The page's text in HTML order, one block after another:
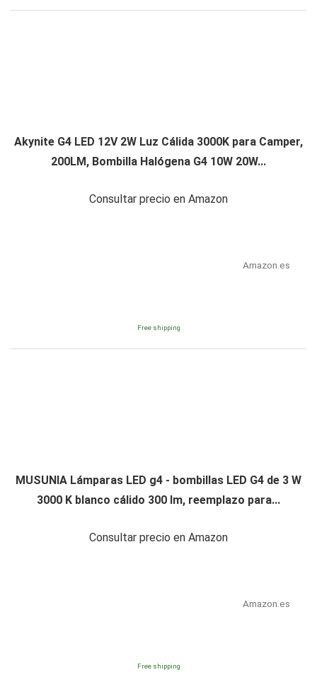
Akynite G4 LED 12V 2W Luz Cálida 3000K para Camper,
200LM, Bombilla Halógena G4 10W 20W...
Consultar precio en Amazon
Amazon.es
Free shipping
MUSUNIA Lámparas LED g4 - bombillas LED G4 de 3 W
3000 K blanco cálido 300 lm, reemplazo para...
Consultar precio en Amazon
Amazon.es
Free shipping